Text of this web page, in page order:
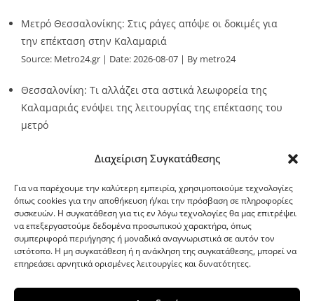
Διαχείριση Συγκατάθεσης
Για να παρέχουμε την καλύτερη εμπειρία, χρησιμοποιούμε τεχνολογίες
όπως cookies για την αποθήκευση ή/και την πρόσβαση σε πληροφορίες
συσκευών. Η συγκατάθεση για τις εν λόγω τεχνολογίες θα μας επιτρέψει
να επεξεργαστούμε δεδομένα προσωπικού χαρακτήρα, όπως
συμπεριφορά περιήγησης ή μοναδικά αναγνωριστικά σε αυτόν τον
ιστότοπο. Η μη συγκατάθεση ή η ανάκληση της συγκατάθεσης, μπορεί να
επηρεάσει αρνητικά ορισμένες λειτουργίες και δυνατότητες.
Μετρό Θεσσαλονίκης: Στις ράγες απόψε οι δοκιμές για
την επέκταση στην Καλαμαριά
Source: Metro24.gr Date: 2026-08-07 By metro24
Θεσσαλονίκη: Τι αλλάζει στα αστικά λεωφορεία της
Καλαμαριάς ενόψει της λειτουργίας της επέκτασης του
μετρό
G-point.gr